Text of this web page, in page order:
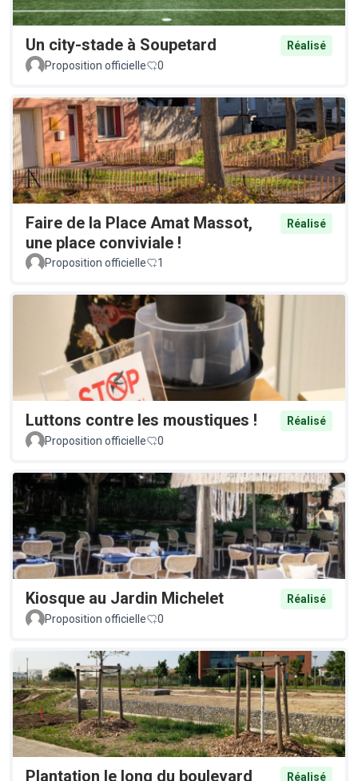
Un city-stade à Soupetard
Réalisé
Proposition officielle
0
Faire de la Place Amat Massot,
une place conviviale !
Réalisé
Proposition officielle 1
Luttons contre les moustiques !
Réalisé
Proposition officielle
0
Kiosque au Jardin Michelet
Réalisé
Proposition officielle
0
Plantation le long du boulevard
Réalisé